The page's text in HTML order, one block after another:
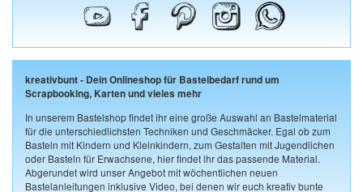
kreativbunt - Dein Onlineshop für Bastelbedarf rund um
Scrapbooking, Karten und vieles mehr
In unserem Bastelshop findet ihr eine große Auswahl an Bastelmaterial
für die unterschiedlichsten Techniken und Geschmäcker. Egal ob zum
Basteln mit Kindern und Kleinkindern, zum Gestalten mit Jugendlichen
oder Basteln für Erwachsene, hier findet ihr das passende Material.
Abgerundet wird unser Angebot mit wöchentlichen neuen
Bastelanleitungen inklusive Video, bei denen wir euch kreativ bunte